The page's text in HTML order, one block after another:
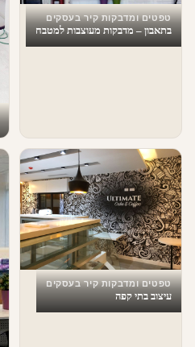
טפטים ומדבקות קיר בעסקים
בתאבון – מדבקות מעוצבות למטבח
טפטים ומדבקות קיר בעסקים
עיצוב בתי קפה